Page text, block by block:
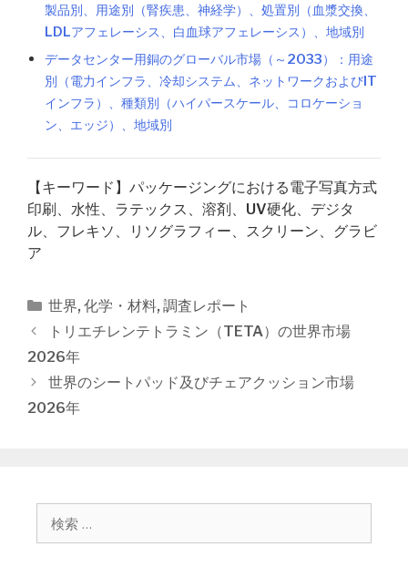
製品別、用途別（腎疾患、神経学）、処置別（血漿交換、
LDLアフェレーシス、白血球アフェレーシス）、地域別
データセンター用銅のグローバル市場（～2033）：用途
別（電力インフラ、冷却システム、ネットワークおよびIT
インフラ）、種類別（ハイパースケール、コロケーショ
ン、エッジ）、地域別
【キーワード】パッケージングにおける電子写真方式
印刷、水性、ラテックス、溶剤、UV硬化、デジタ
ル、フレキソ、リソグラフィー、スクリーン、グラビ
ア
カ
テ
ゴ
ー
世界, 化学・材料, 調査レポート
投
稿
ゲ
ン
トリエチレンテトラミン（TETA）の世界市場
2026年
世界のシートパッド及びチェアクッション市場
2026年